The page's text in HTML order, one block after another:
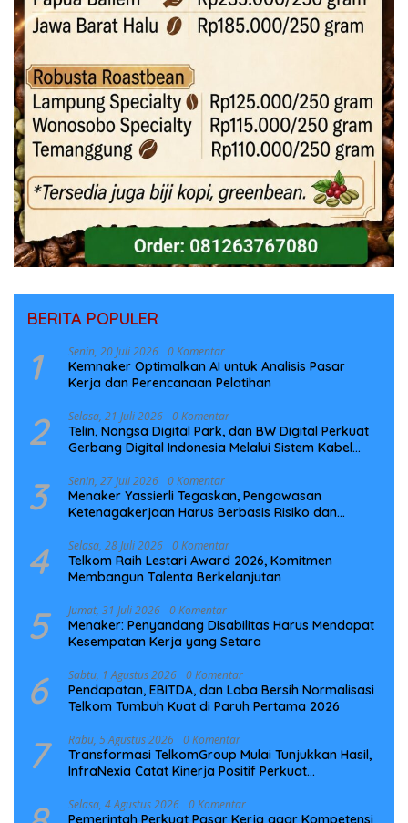
BERITA POPULER
1 Senin, 20 Juli 2026 0 Komentar
Kemnaker Optimalkan AI untuk Analisis Pasar
Kerja dan Perencanaan Pelatihan
2 Selasa, 21 Juli 2026 0 Komentar
Telin, Nongsa Digital Park, dan BW Digital Perkuat
Gerbang Digital Indonesia Melalui Sistem Kabel
3 Senin, 27 Juli 2026 0 Komentar
Menaker Yassierli Tegaskan, Pengawasan
Ketenagakerjaan Harus Berbasis Risiko dan
4 Selasa, 28 Juli 2026 0 Komentar
Telkom Raih Lestari Award 2026, Komitmen
Membangun Talenta Berkelanjutan
5 Jumat, 31 Juli 2026 0 Komentar
Menaker: Penyandang Disabilitas Harus Mendapat
Kesempatan Kerja yang Setara
6 Sabtu, 1 Agustus 2026 0 Komentar
Pendapatan, EBITDA, dan Laba Bersih Normalisasi
Telkom Tumbuh Kuat di Paruh Pertama 2026
7 Rabu, 5 Agustus 2026 0 Komentar
Transformasi TelkomGroup Mulai Tunjukkan Hasil,
InfraNexia Catat Kinerja Positif Perkuat
Selasa, 4 Agustus 2026 0 Komentar
Pemerintah Perkuat Pasar Kerja agar Kompetensi